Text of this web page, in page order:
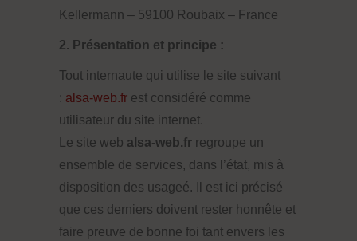
Kellermann – 59100 Roubaix – France
2. Présentation et principe :
Tout internaute qui utilise le site suivant
: alsa-web.fr est considéré comme
utilisateur du site internet.
Le site web alsa-web.fr regroupe un
ensemble de services, dans l’état, mis à
disposition des usageé. Il est ici précisé
que ces derniers doivent rester honnête et
faire preuve de bonne foi tant envers les